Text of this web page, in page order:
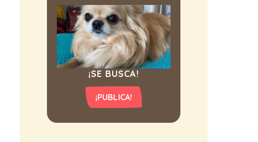
¡SE BUSCA!
¡PUBLICA!